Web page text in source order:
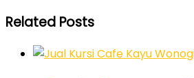
Related Posts